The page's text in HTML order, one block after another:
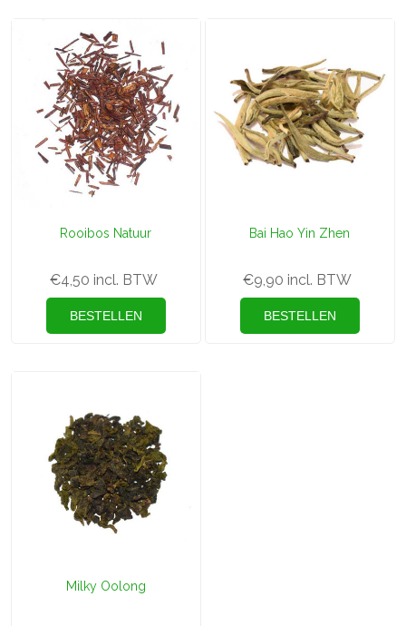
Rooibos Natuur
€4,50 incl. BTW
Bai Hao Yin Zhen
€9,90 incl. BTW
Milky Oolong